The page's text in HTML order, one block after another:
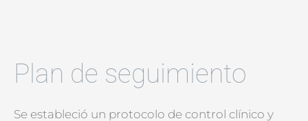
Plan de seguimiento
Se estableció un protocolo de control clínico y